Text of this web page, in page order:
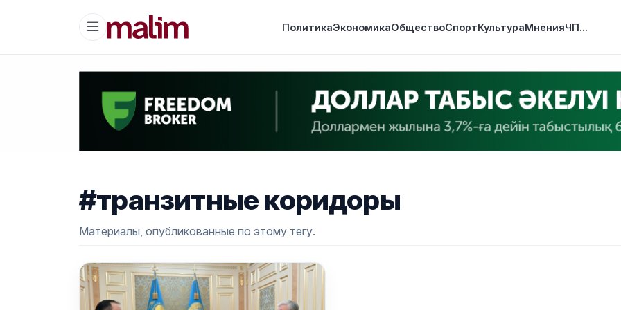
ПолитикаЭкономикаОбществоСпортКультураМненияЧП...
#транзитные коридоры
Материалы, опубликованные по этому тегу.